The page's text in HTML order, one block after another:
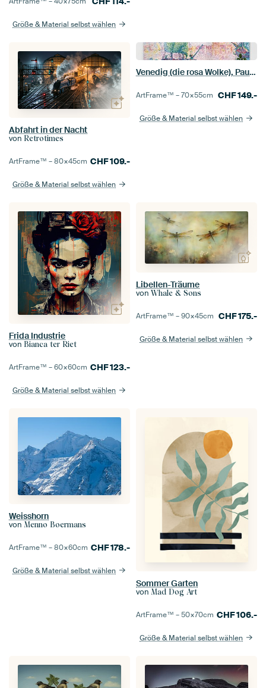
Größe & Material selbst wählen
Abfahrt in der Nacht
von Retrotimes
ArtFrame™ –80×45cm CHF109.-
Größe & Material selbst wählen
Venedig (die rosa Wolke), Paul Signac
ArtFrame™ –70×55cm CHF149.-
Größe & Material selbst wählen
Frida Industrie
von Bianca ter Riet
ArtFrame™ –60×60cm CHF123.-
Größe & Material selbst wählen
Libellen-Träume
von Whale & Sons
ArtFrame™ –90×45cm CHF175.-
Größe & Material selbst wählen
Weisshorn
von Menno Boermans
ArtFrame™ –80×60cm CHF178.-
Größe & Material selbst wählen
Sommer Garten
von Mad Dog Art
ArtFrame™ –50×70cm CHF106.-
Größe & Material selbst wählen